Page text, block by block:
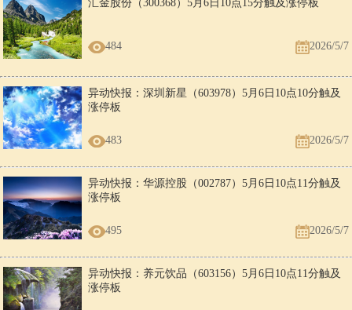
汇金股份（300368）5月6日10点15分触及涨停板
484 2026/5/7
异动快报：深圳新星（603978）5月6日10点10分触及
涨停板
483 2026/5/7
异动快报：华源控股（002787）5月6日10点11分触及
涨停板
495 2026/5/7
异动快报：养元饮品（603156）5月6日10点11分触及
涨停板